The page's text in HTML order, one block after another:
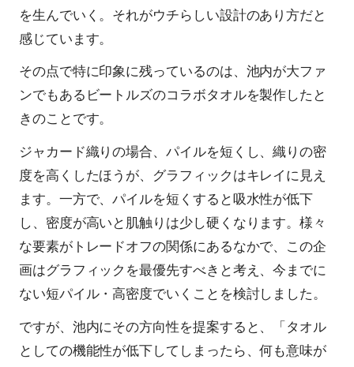
を生んでいく。それがウチらしい設計のあり方だと
感じています。
その点で特に印象に残っているのは、池内が大ファ
ンでもあるビートルズのコラボタオルを製作したと
きのことです。
ジャカード織りの場合、パイルを短くし、織りの密
度を高くしたほうが、グラフィックはキレイに見え
ます。一方で、パイルを短くすると吸水性が低下
し、密度が高いと肌触りは少し硬くなります。様々
な要素がトレードオフの関係にあるなかで、この企
画はグラフィックを最優先すべきと考え、今までに
ない短パイル・高密度でいくことを検討しました。
ですが、池内にその方向性を提案すると、「タオル
としての機能性が低下してしまったら、何も意味が